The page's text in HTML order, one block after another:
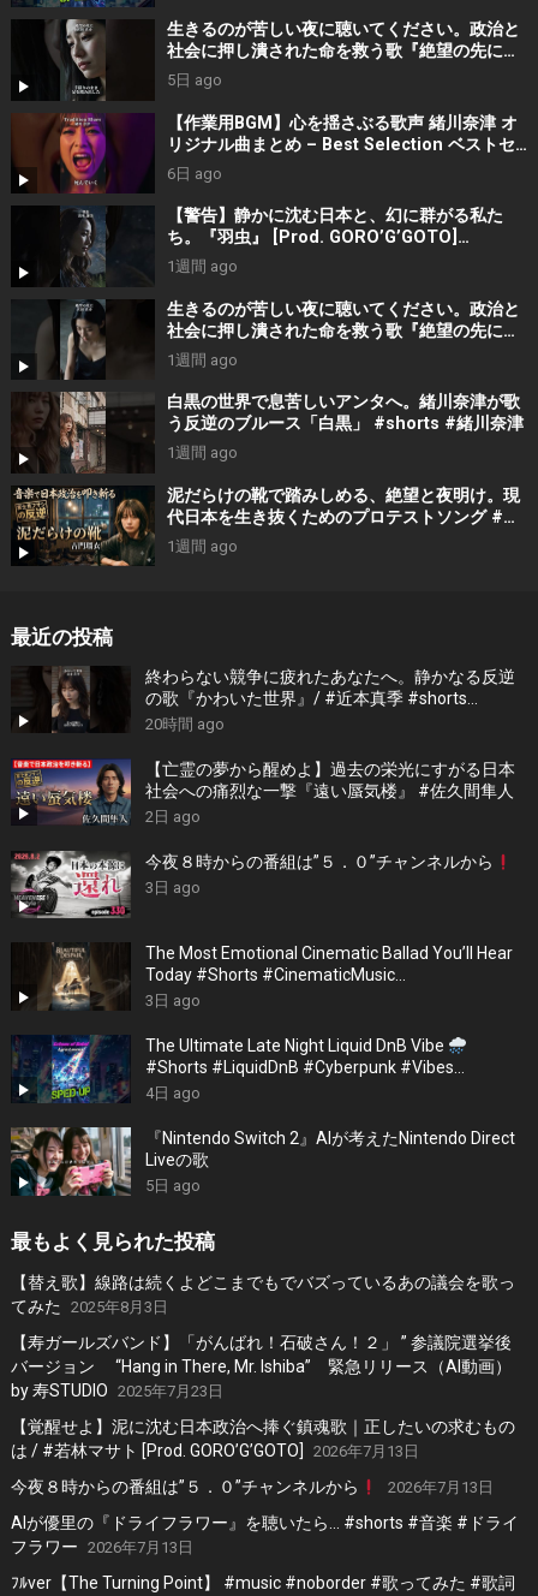
生きるのが苦しい夜に聴いてください。政治と
社会に押し潰された命を救う歌『絶望の先に』
#宮田真尋 #社会問題 #日本政治
5日 ago
【作業用BGM】心を揺さぶる歌声 緒川奈津 オ
リジナル曲まとめ – Best Selection ベストセ
レクション #shorts #作業用bgm #music #音
楽
6日 ago
【警告】静かに沈む日本と、幻に群がる私た
ち。『羽虫』 [Prod. GORO’G’GOTO]
#shorts #出水蓮美
1週間 ago
生きるのが苦しい夜に聴いてください。政治と
社会に押し潰された命を救う歌『絶望の先に』
#宮田真尋 #shorts
1週間 ago
白黒の世界で息苦しいアンタへ。緒川奈津が歌
う反逆のブルース「白黒」 #shorts #緒川奈津
1週間 ago
泥だらけの靴で踏みしめる、絶望と夜明け。現
代日本を生き抜くためのプロテストソング #吉
門瑠衣
1週間 ago
最近の投稿
終わらない競争に疲れたあなたへ。静かなる反逆
の歌『かわいた世界』/ #近本真季 #shorts
#music
20時間 ago
【亡霊の夢から醒めよ】過去の栄光にすがる日本
社会への痛烈な一撃『遠い蜃気楼』 #佐久間隼人
2日 ago
今夜８時からの番組は”５．０”チャンネルから
3日 ago
The Most Emotional Cinematic Ballad You’ll Hear
Today #Shorts #CinematicMusic
#EmotionalVibes #Piano
3日 ago
The Ultimate Late Night Liquid DnB Vibe
#Shorts #LiquidDnB #Cyberpunk #Vibes
#ElectronicMusic
4日 ago
『Nintendo Switch 2』AIが考えたNintendo Direct
Liveの歌
5日 ago
最もよく見られた投稿
【替え歌】線路は続くよどこまでもでバズっているあの議会を歌っ
てみた
2025年8月3日
【寿ガールズバンド】「がんばれ！石破さん！２」 ” 参議院選挙後
バージョン “Hang in There, Mr. Ishiba” 緊急リリース（AI動画）
by 寿STUDIO 2025年7月23日
【覚醒せよ】泥に沈む日本政治へ捧ぐ鎮魂歌｜正したいの求むもの
は / #若林マサト [Prod. GORO’G’GOTO]
2026年7月13日
今夜８時からの番組は”５．０”チャンネルから 2026年7月13日
AIが優里の『ドライフラワー』を聴いたら… #shorts #音楽 #ドライ
フラワー 2026年7月13日
ﾌﾙver【The Turning Point】 #music #noborder #歌ってみた #歌詞